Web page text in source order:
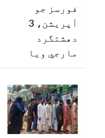
فورسز جو
آپريشن، 3
دهشتگرد
مارجي ويا